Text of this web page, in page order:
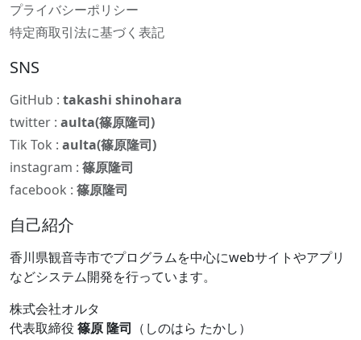
プライバシーポリシー
特定商取引法に基づく表記
SNS
GitHub : takashi shinohara
twitter : aulta(篠原隆司)
Tik Tok : aulta(篠原隆司)
instagram : 篠原隆司
facebook : 篠原隆司
自己紹介
香川県観音寺市でプログラムを中心にwebサイトやアプリ
などシステム開発を行っています。
株式会社オルタ
代表取締役 篠原 隆司 （しのはら たかし）